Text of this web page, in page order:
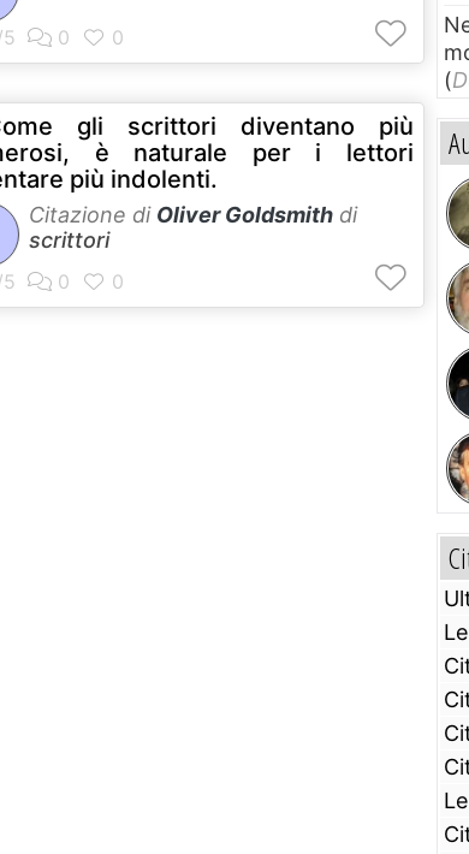
gli scrittori diventano più
è naturale per i lettori
più indolenti.
Citazione di Oliver Goldsmith di
scrittori
(